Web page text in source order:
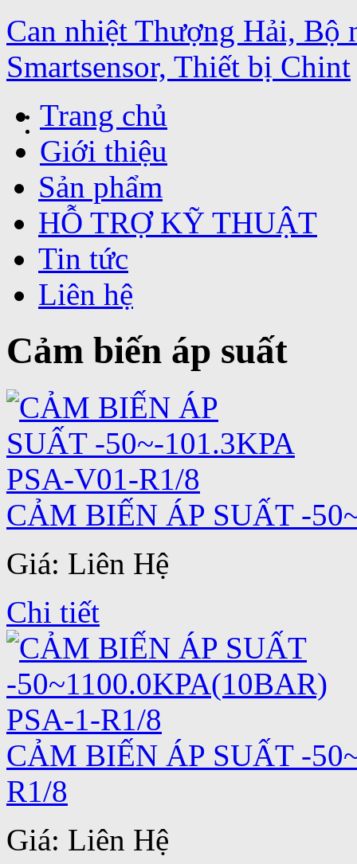
Can nhiệt Thượng Hải, Bộ
Smartsensor, Thiết bị Chint
Trang chủ
Giới thiệu
Sản phẩm
HỖ TRỢ KỸ THUẬT
Tin tức
Liên hệ
Cảm biến áp suất
CẢM BIẾN ÁP SUẤT -
Giá: Liên Hệ
Chi tiết
CẢM BIẾN ÁP SUẤT -
R1/8
Giá: Liên Hệ